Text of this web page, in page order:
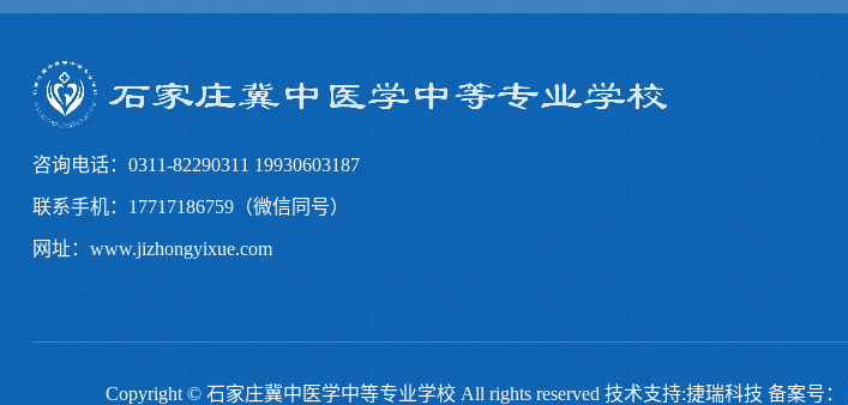
咨询电话：0311-82290311 19930603187
联系手机：17717186759（微信同号）
网址：www.jizhongyixue.com
Copyright © 石家庄冀中医学中等专业学校 All rights reserved 技术支持:捷瑞科技 备案号：